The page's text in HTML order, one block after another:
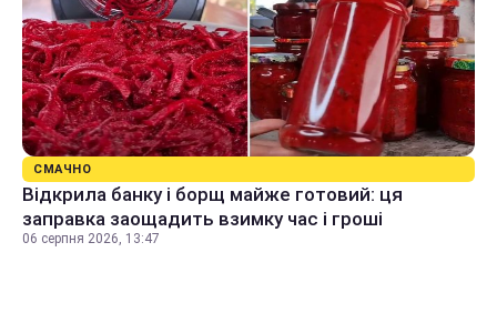
СМАЧНО
Відкрила банку і борщ майже готовий: ця
заправка заощадить взимку час і гроші
06 серпня 2026, 13:47